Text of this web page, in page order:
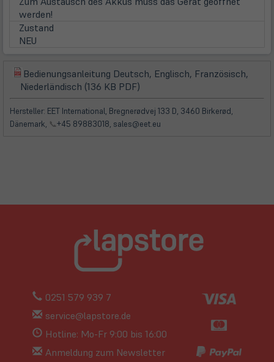
werden!
Zustand
NEU
(öffnet
in
neuem
Tab)
Bedienungsanleitung Deutsch, Englisch, Französisch,
Niederländisch (136 KB PDF)
in
neuem
Tab)
Hersteller: EET International, Bregnerødvej 133 D, 3460 Birkerød,
Dänemark, 📞+45 89883018, sales@eet.eu
0251 579 939 7
service@lapstore.de
Hotline: Mo-Fr 9:00 bis 16:00
Anmeldung zum Newsletter